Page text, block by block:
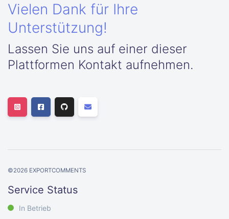
Vielen Dank für Ihre
Unterstützung!
Lassen Sie uns auf einer dieser
Plattformen Kontakt aufnehmen.
©2026 EXPORTCOMMENTS
Service Status
In Betrieb